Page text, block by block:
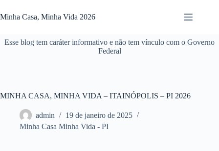
para
o
Minha Casa, Minha Vida 2026
Esse blog tem caráter informativo e não tem vínculo com o Governo
Federal
MINHA CASA, MINHA VIDA – ITAINÓPOLIS – PI 2026
admin
19 de janeiro de 2025
Minha Casa Minha Vida - PI